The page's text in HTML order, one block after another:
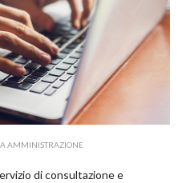
AMMINISTRAZIONE
di consultazione e